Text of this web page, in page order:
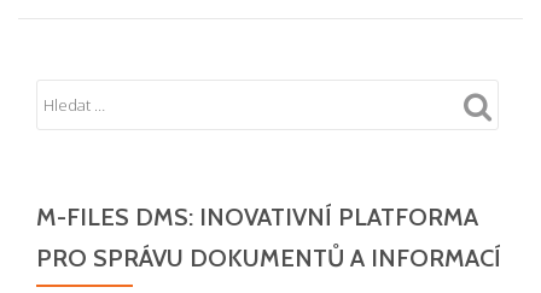
M-FILES DMS: INOVATIVNÍ PLATFORMA
PRO SPRÁVU DOKUMENTŮ A INFORMACÍ